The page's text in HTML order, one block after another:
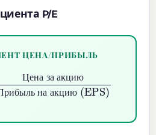
P/E
ЦЕНА/ПРИБЫЛЬ
Ц ена за акцию
р и б ыль н а акцию
за акцию
на акцию (EPS)